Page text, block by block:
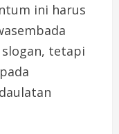
ini harus
tetapi